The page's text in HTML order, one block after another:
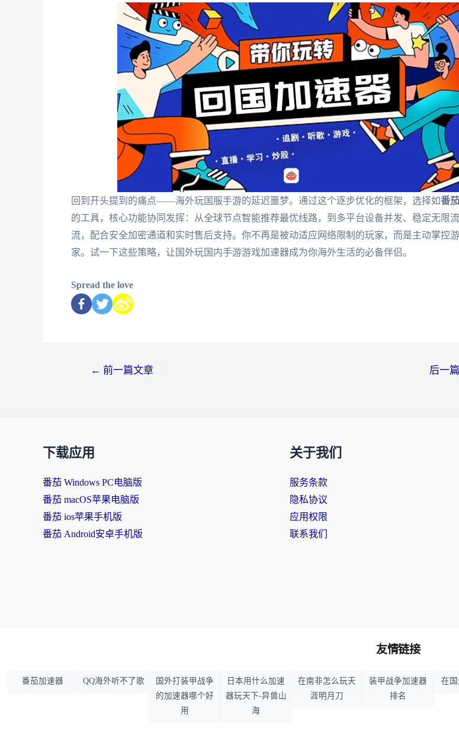
回到开头提到的痛点——海外玩国服手游的延迟噩梦。通过这个逐步优化的框架，选择如番
的工具，核心功能协同发挥：从全球节点智能推荐最优线路，到多平台设备并发、稳定无限
流，配合安全加密通道和实时售后支持。你不再是被动适应网络限制的玩家，而是主动掌控
家。试一下这些策略，让国外玩国内手游游戏加速器成为你海外生活的必备伴侣。
Spread the love
← 前一篇文章 后一
下载应用
番茄 Windows PC电脑版
番茄 macOS苹果电脑版
番茄 ios苹果手机版
番茄 Android安卓手机版
关于我们
服务条款
隐私协议
应用权限
联系我们
友情链接
番茄加速器 QQ海外听不了歌
国外打装甲战争
的加速器哪个好
用
日本用什么加速
器玩天下-异兽山
海
在南非怎么玩天
涯明月刀
装甲战争加速器
排名
在国